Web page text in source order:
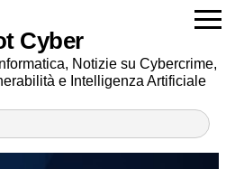
Cyber
Notizie su Cybercrime,
e Intelligenza Artificiale